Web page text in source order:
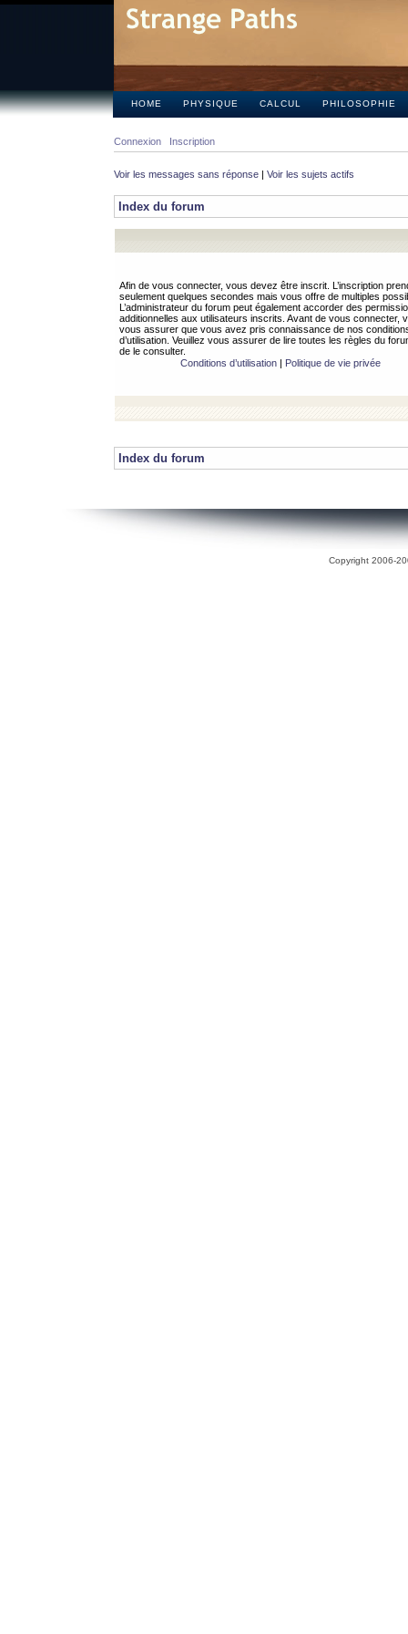
HOME PHYSIQUE CALCUL PHILOSOPHIE
Connexion Inscription
Voir les messages sans réponse | Voir les sujets actifs
Index du forum
Afin de vous connecter, vous devez être inscrit. L’inscription
seulement quelques secondes mais vous offre de multiples
L’administrateur du forum peut également accorder des
additionnelles aux utilisateurs inscrits. Avant de vous connecter,
vous assurer que vous avez pris connaissance de nos
d’utilisation. Veuillez vous assurer de lire toutes les règles du
de le consulter.
Conditions d’utilisation| Politique de vie privée
Index du forum
Copyright 2006-